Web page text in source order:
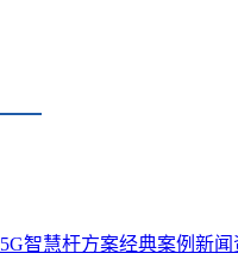
5G智慧杆方案经典案例 新闻